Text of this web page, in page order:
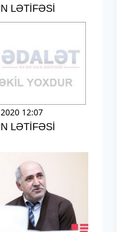
LƏTİFƏSİ
12:07
LƏTİFƏSİ